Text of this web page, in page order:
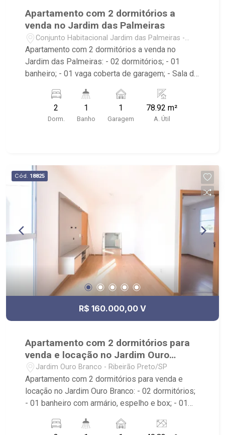
Apartamento com 2 dormitórios a
venda no Jardim das Palmeiras
Conjunto Habitacional Jardim das Palmeiras -
Ribeirão Preto/SP
Apartamento com 2 dormitórios a venda no
Jardim das Palmeiras: - 02 dormitórios; - 01
banheiro; - 01 vaga coberta de garagem; - Sala de
Próximo ao Supermercado Big Compras, Bella
Vitta Panificadora e Dandan Açaí; - Edifício com
Portaria 24hrs.
2
Dorm.
1
Banho
1
Garagem
78.92 m²
A. Útil
Cód. 18825
R$ 160.000,00 V
Apartamento com 2 dormitórios para
venda e locação no Jardim Ouro
Branco
Jardim Ouro Branco - Ribeirão Preto/SP
Apartamento com 2 dormitórios para venda e
locação no Jardim Ouro Branco: - 02 dormitórios;
- 01 banheiro com armário, espelho e box; - 01
ambientes; - Cozinha Americana planejada; - Área